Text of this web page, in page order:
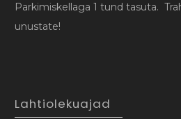
Parkimiskellaga 1 tund tasuta.
unustate!
Lahtiolekuajad